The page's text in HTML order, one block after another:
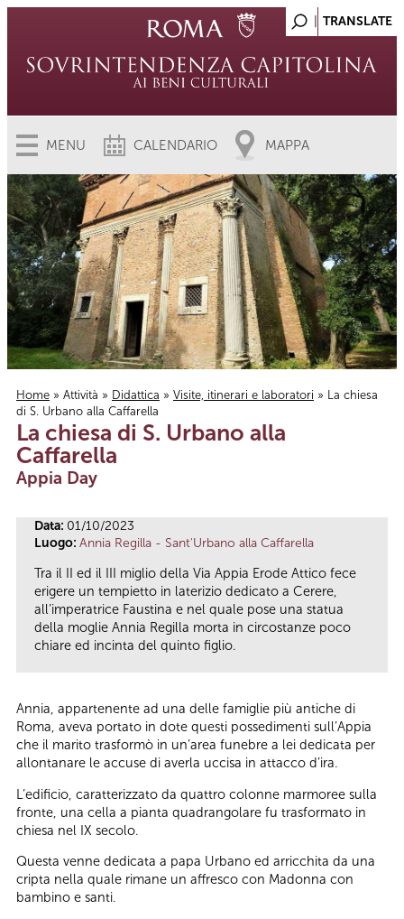
MENU CALENDARIO MAPPA
Tu sei qui
Home » Attività » Didattica » Visite, itinerari e laboratori » La chiesa
di S. Urbano alla Caffarella
La chiesa di S. Urbano alla
Caffarella
Appia Day
Data: 01/10/2023
Luogo: Annia Regilla - Sant'Urbano alla Caffarella
Tra il II ed il III miglio della Via Appia Erode Attico fece
erigere un tempietto in laterizio dedicato a Cerere,
all’imperatrice Faustina e nel quale pose una statua
della moglie Annia Regilla morta in circostanze poco
chiare ed incinta del quinto figlio.
Annia, appartenente ad una delle famiglie più antiche di
Roma, aveva portato in dote questi possedimenti sull’Appia
che il marito trasformò in un’area funebre a lei dedicata per
allontanare le accuse di averla uccisa in attacco d’ira.
L’edificio, caratterizzato da quattro colonne marmoree sulla
fronte, una cella a pianta quadrangolare fu trasformato in
chiesa nel IX secolo.
Questa venne dedicata a papa Urbano ed arricchita da una
cripta nella quale rimane un affresco con Madonna con
bambino e santi.